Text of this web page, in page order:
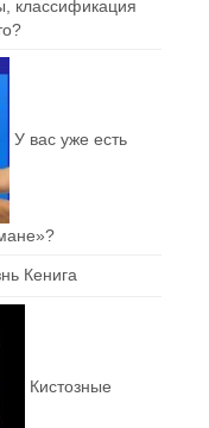
У вас уже есть
Кенига
Кистозные